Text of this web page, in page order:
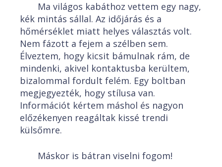
Ma világos kabáthoz vettem egy nagy,
kék mintás sállal. Az időjárás és a
hőmérséklet miatt helyes választás volt.
Nem fázott a fejem a szélben sem.
Élveztem, hogy kicsit bámulnak rám, de
mindenki, akivel kontaktusba kerültem,
bizalommal fordult felém. Egy boltban
megjegyezték, hogy stílusa van.
Információt kértem máshol és nagyon
előzékenyen reagáltak kissé trendi
külsőmre.
Máskor is bátran viselni fogom!